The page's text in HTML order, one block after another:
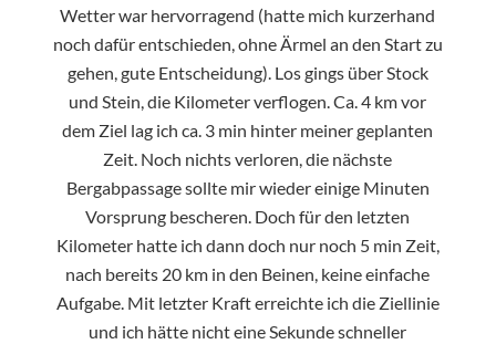
Wetter war hervorragend (hatte mich kurzerhand
noch dafür entschieden, ohne Ärmel an den Start zu
gehen, gute Entscheidung). Los gings über Stock
und Stein, die Kilometer verflogen. Ca. 4 km vor
dem Ziel lag ich ca. 3 min hinter meiner geplanten
Zeit. Noch nichts verloren, die nächste
Bergabpassage sollte mir wieder einige Minuten
Vorsprung bescheren. Doch für den letzten
Kilometer hatte ich dann doch nur noch 5 min Zeit,
nach bereits 20 km in den Beinen, keine einfache
Aufgabe. Mit letzter Kraft erreichte ich die Ziellinie
und ich hätte nicht eine Sekunde schneller